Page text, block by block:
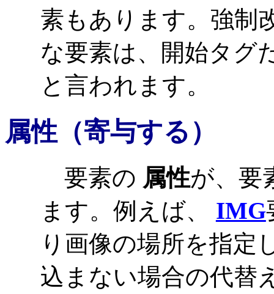
素もあります。強制
な要素は、開始タグ
と言われます。
属性 （寄与する）
要素の 属性が、要
ます。例えば、 IMG
り画像の場所を指定
込まない場合の代替